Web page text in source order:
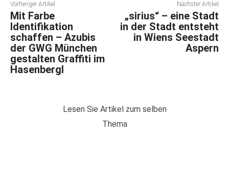
Vorheriger Artikel
Mit Farbe
Identifikation
schaffen – Azubis
der GWG München
gestalten Graffiti im
Hasenbergl
Nächster Artikel
„sirius“ – eine Stadt
in der Stadt entsteht
in Wiens Seestadt
Aspern
Lesen Sie Artikel zum selben
Thema